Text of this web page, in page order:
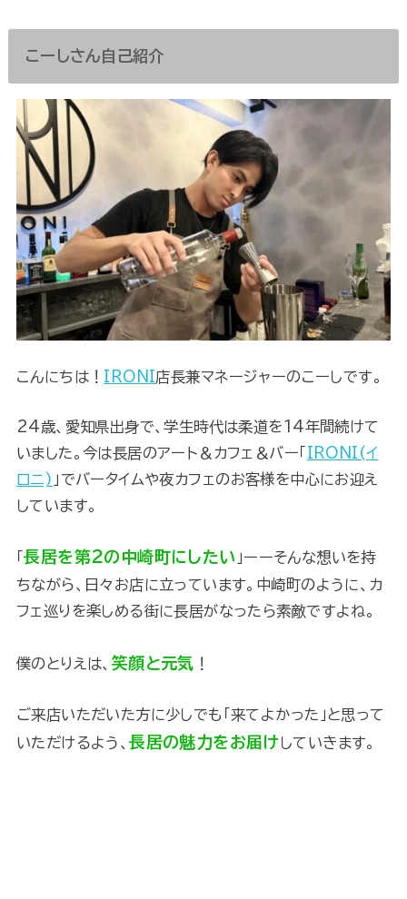
こーしさん自己紹介
こんにちは！ IRONI店長兼マネージャーのこーしです。
24歳、愛知県出身で、学生時代は柔道を14年間続けて
いました。今は長居のアート＆カフェ＆バー「 IRONI(イ
ロニ) 」でバータイムや夜カフェのお客様を中心にお迎え
しています。
「長居を第2の中崎町にしたい 」ーーそんな想いを持
ちながら、日々お店に立っています。中崎町のように、カ
フェ巡りを楽しめる街に長居がなったら素敵ですよね。
僕のとりえは、 笑顔と元気 ！
ご来店いただいた方に少しでも「来てよかった」と思って
いただけるよう、長居の魅力をお届けしていきます。